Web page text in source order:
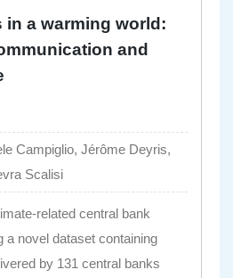
in a warming world:
and
Campiglio, Jérôme Deyris,
Scalisi
related central bank
a novel dataset containing
by 131 central banks